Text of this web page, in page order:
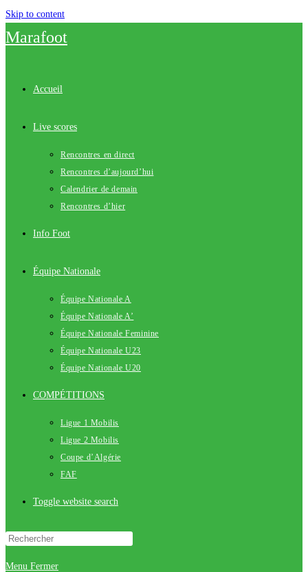
Skip to content
Marafoot
Accueil
Live scores
Rencontres en direct
Rencontres d’aujourd’hui
Calendrier de demain
Rencontres d’hier
Info Foot
Équipe Nationale
Équipe Nationale A
Équipe Nationale A’
Équipe Nationale Feminine
Équipe Nationale U23
Équipe Nationale U20
COMPÉTITIONS
Ligue 1 Mobilis
Ligue 2 Mobilis
Coupe d’Algérie
FAF
Toggle website search
Menu Fermer